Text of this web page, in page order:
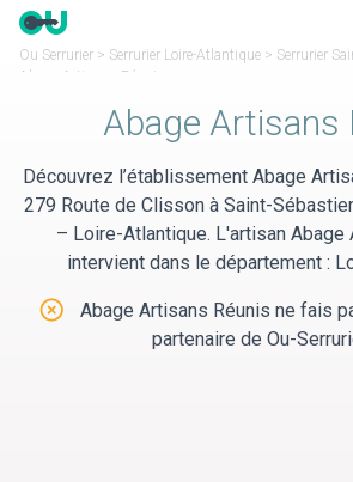
Panneau de gestion des cookies
Ou Serrurier > Serrurier Loire-Atlantique > Serrurier
Abage Artisans Réunis
Découvrez l’établissement Abage
279 Route de Clisson à Saint-
– Loire-Atlantique. L'artisan Abage
intervient dans le département :
Abage Artisans Réunis ne fais
partenaire de Ou-